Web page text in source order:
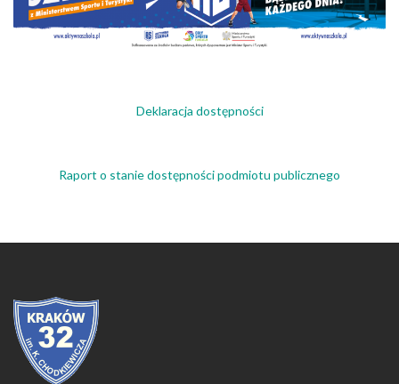
Deklaracja dostępności
Raport o stanie dostępności podmiotu publicznego